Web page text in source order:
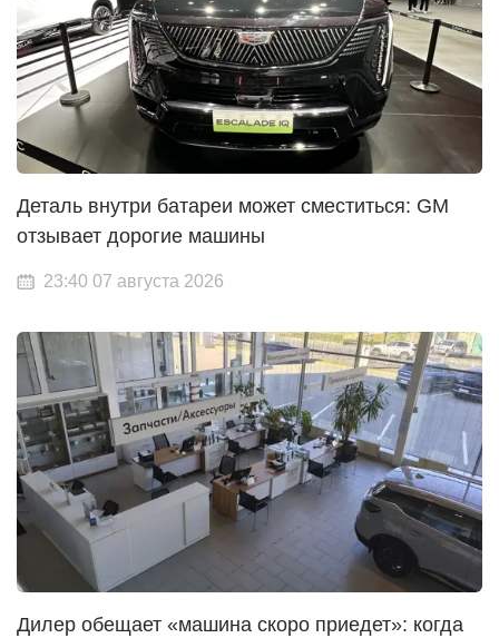
Деталь внутри батареи может сместиться: GM
отзывает дорогие машины
23:40 07 августа 2026
Дилер обещает «машина скоро приедет»: когда